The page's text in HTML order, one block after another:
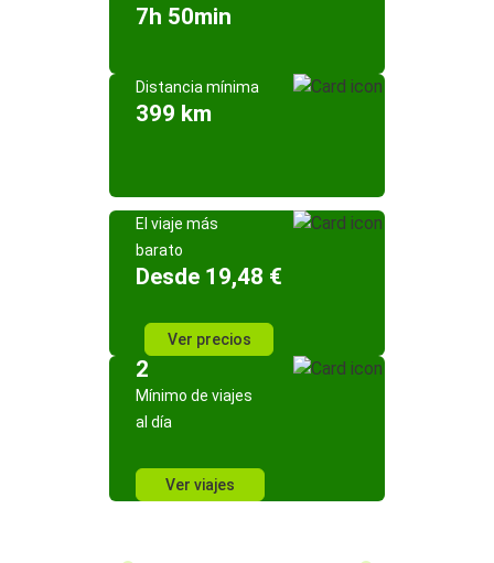
7h 50min
Distancia mínima
399 km
El viaje más
barato
Desde 19,48 €
Ver precios
2
Mínimo de viajes
al día
Ver viajes